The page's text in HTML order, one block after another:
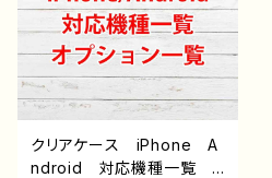
クリアケース iPhone A
ndroid 対応機種一覧